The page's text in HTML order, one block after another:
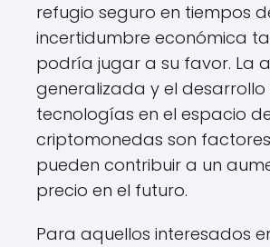
refugio seguro en tiempos
incertidumbre económica
podría jugar a su favor. La
generalizada y el desarrollo
tecnologías en el espacio
criptomonedas son
pueden contribuir a un
precio en el futuro.
Para aquellos interesados